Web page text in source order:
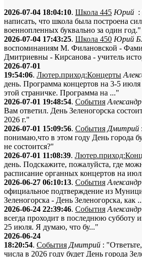
2026-07-04 18:04:10. Школа 445 Юрий :
написать, что школа была построена
военнопленных буквально за один год."
2026-07-04 17:43:25. Школа 450 Юрий Б.
воспоминаниям М. Филановской -
Дмитриевны - Кирсанова - учитель
2026-07-01
19:54:06. Лютер.приход:Концерты
день. Программа концертов на 3-5
этой страничке. Программа на ..."
2026-07-01 19:48:54. События Александр
Вам ответил. День Зеленогорска
2026 г."
2026-07-01 15:09:56. События Дмитрий
понимаю,что в этом году День города
не состоится?"
2026-07-01 11:08:39.
день. Подскажите, пожалуйста, где
расписание органных концертов на
2026-06-27 06:10:13. События Александр
официальное подтверждение из
Зеленогорска - День Зеленогорска, как
2026-06-24 22:39:46. События Александр
всегда проходит в последнюю субботу
25 июля. Я думаю, что бу..."
2026-06-24
18:20:54. События Дмитрий :
числа в 2026 году будет День города